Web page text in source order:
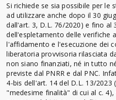
Si richiede se sia possibile per le
ad utilizzare anche dopo il 30
dall'art. 3, D.L. 76/2020) e fino al
dell'espletamento delle verifiche
l'affidamento e l'esecuzione dei
liberatoria provvisoria rilasciata
non siano finanziati, né in tutto
previste dal PNRR e dal PNC.
4-bis dell'art. 14 del D.L. 13/2023
"medesime finalità" di cui al c.